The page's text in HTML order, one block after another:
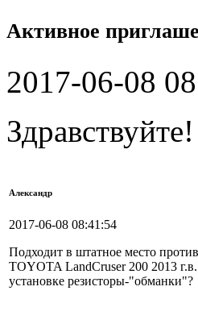
Активное
2017-06-08
Александр
2017-06-08 08:41:54
Подходит в штатное место
TOYOTA LandCruser 200 2013
установке резисторы-"обманки"?